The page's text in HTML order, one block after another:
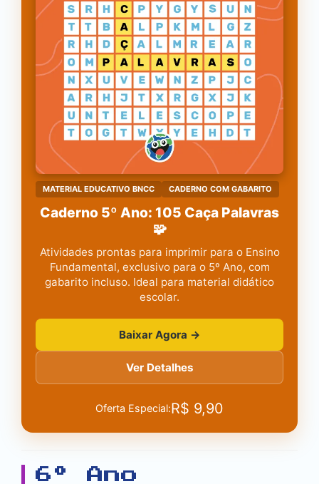
MATERIAL EDUCATIVO BNCC CADERNO COM GABARITO
Caderno 5º Ano: 105 Caça Palavras
🧩
Atividades prontas para imprimir para o Ensino
Fundamental, exclusivo para o 5º Ano, com
gabarito incluso. Ideal para material didático
escolar.
Baixar Agora →
Ver Detalhes
Oferta Especial:R$ 9,90
6º Ano